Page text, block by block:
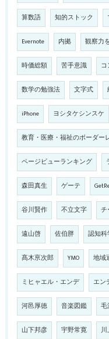
算数語 知的ストック
Evernote 内拠 観察力
時価総額 苦手意識
数学の勉強法 文字式
iPhone ヨシタケシンスケ
教育・医療・福祉のボーダー
ページビューランキング
森田真生 ゲーテ
谷川賢作 不立文字 チ
遠山啓 佐伯胖 認知科
髙木亰次郎 YMO 地域
ミヒャエル・エンデ エン
河邑厚徳 音楽図鑑 毛
山下邦彦 宇野常寛 川